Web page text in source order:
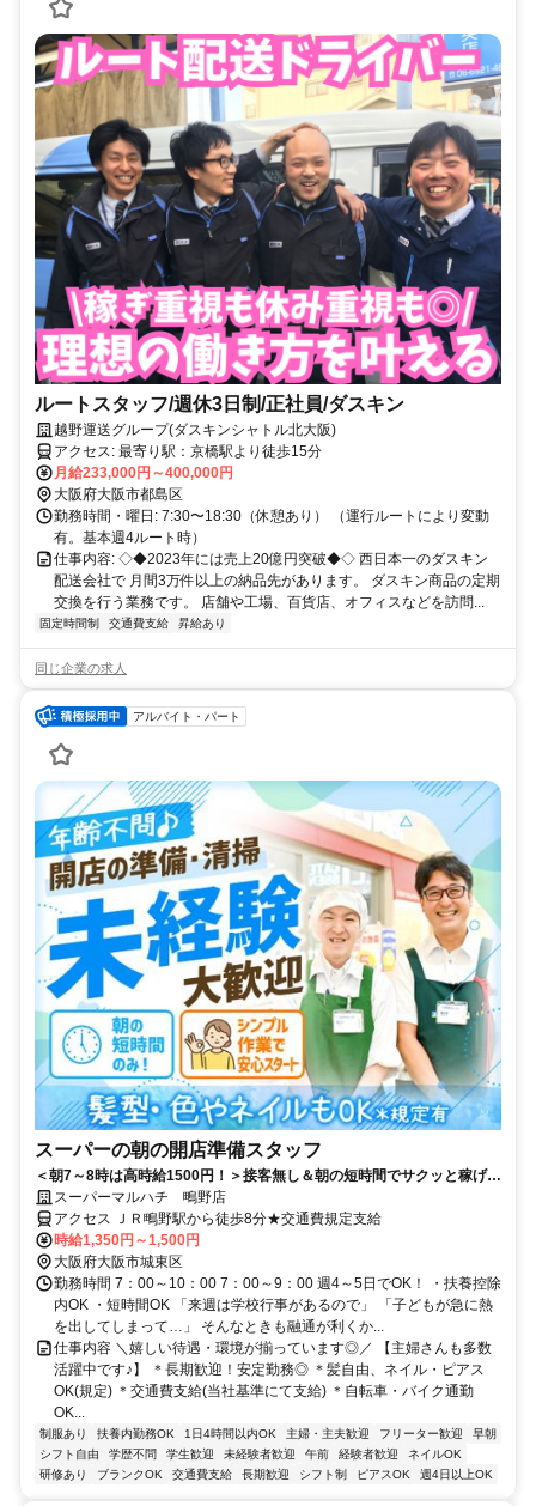
ルートスタッフ/週休3日制/正社員/ダスキン
越野運送グループ(ダスキンシャトル北大阪)
アクセス: 最寄り駅：京橋駅より徒歩15分
月給233,000円～400,000円
大阪府大阪市都島区
勤務時間・曜日: 7:30〜18:30（休憩あり） （運行ルートにより変動
有。基本週4ルート時）
仕事内容: ◇◆2023年には売上20億円突破◆◇ 西日本一のダスキン
配送会社で 月間3万件以上の納品先があります。 ダスキン商品の定期
交換を行う業務です。 店舗や工場、百貨店、オフィスなどを訪問...
固定時間制 交通費支給 昇給あり
同じ企業の求人
アルバイト・パート
スーパーの朝の開店準備スタッフ
＜朝7～8時は高時給1500円！＞接客無し＆朝の短時間でサクッと稼げる
♪未経験歓迎！
スーパーマルハチ 鴫野店
アクセス ＪＲ鴫野駅から徒歩8分★交通費規定支給
時給1,350円～1,500円
大阪府大阪市城東区
勤務時間 7：00～10：00 7：00～9：00 週4～5日でOK！ ・扶養控除
内OK ・短時間OK 「来週は学校行事があるので」 「子どもが急に熱
を出してしまって…」 そんなときも融通が利くか...
仕事内容 ＼嬉しい待遇・環境が揃っています◎／ 【主婦さんも多数
活躍中です♪】 ＊長期歓迎！安定勤務◎ ＊髪自由、ネイル・ピアス
OK(規定) ＊交通費支給(当社基準にて支給) ＊自転車・バイク通勤
OK...
制服あり 扶養内勤務OK 1日4時間以内OK 主婦・主夫歓迎 フリーター歓迎
早朝
シフト自由
学歴不問 学生歓迎 未経験者歓迎 午前 経験者歓迎
ネイルOK
研修あり
ブランクOK 交通費支給 長期歓迎 シフト制 ピアスOK 週4日以上OK